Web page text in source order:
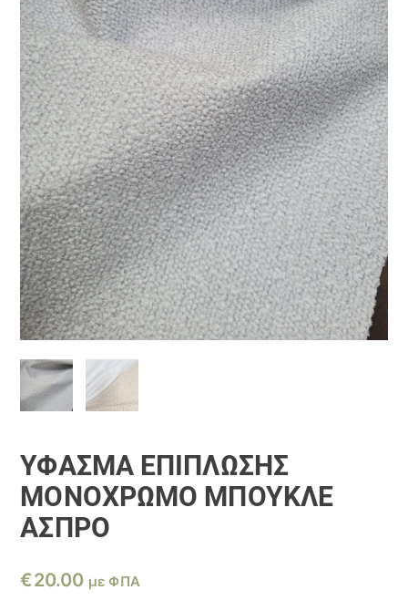
ΎΦΑΣΜΑ ΕΠΊΠΛΩΣΗΣ
ΜΟΝΌΧΡΩΜΟ ΜΠΟΥΚΛΈ
ΆΣΠΡΟ
€20.00 με ΦΠΑ